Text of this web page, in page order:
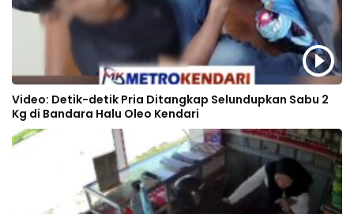
Video: Detik-detik Pria Ditangkap Selundupkan Sabu 2
Kg di Bandara Halu Oleo Kendari